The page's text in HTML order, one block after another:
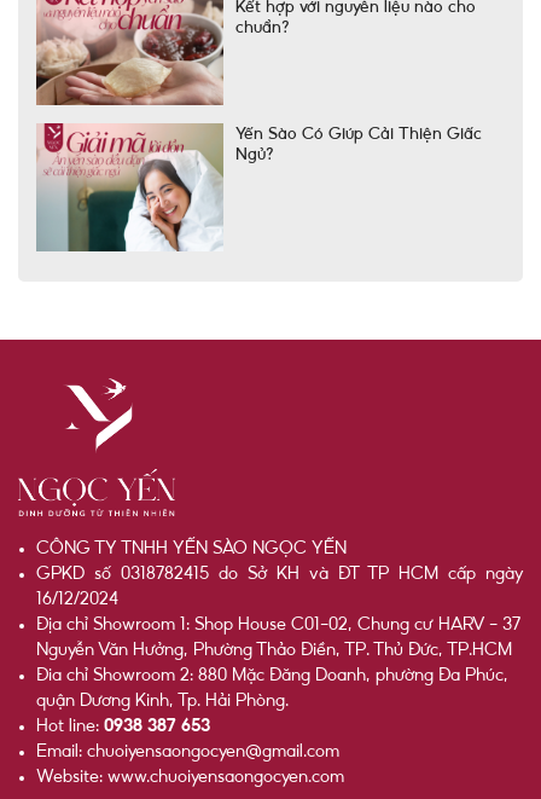
Kết hợp với nguyên liệu nào cho
chuẩn?
Yến Sào Có Giúp Cải Thiện Giấc
Ngủ?
CÔNG TY TNHH YẾN SÀO NGỌC YẾN
GPKD số 0318782415 do Sở KH và ĐT TP HCM cấp ngày
16/12/2024
Địa chỉ Showroom 1: Shop House C01-02, Chung cư HARV - 37
Nguyễn Văn Hưởng, Phường Thảo Điền, TP. Thủ Đức, TP.HCM
Đia chỉ Showroom 2: 880 Mặc Đăng Doanh, phường Đa Phúc,
quận Dương Kinh, Tp. Hải Phòng.
Hot line: 0938 387 653
Email: chuoiyensaongocyen@gmail.com
Website: www.chuoiyensaongocyen.com